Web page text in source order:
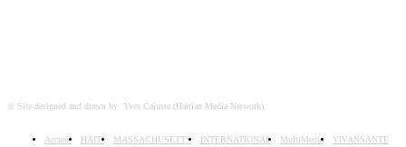
© Site designed and drawn by: Yves Cajuste (Haitian Media Network)
Accueil HAITI MASSACHUSETTS INTERNATIONAL MultiMedia VIVANSANTE